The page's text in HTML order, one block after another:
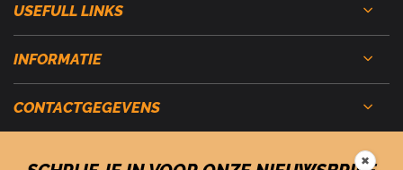
USEFULL LINKS
INFORMATIE
CONTACTGEGEVENS
✖